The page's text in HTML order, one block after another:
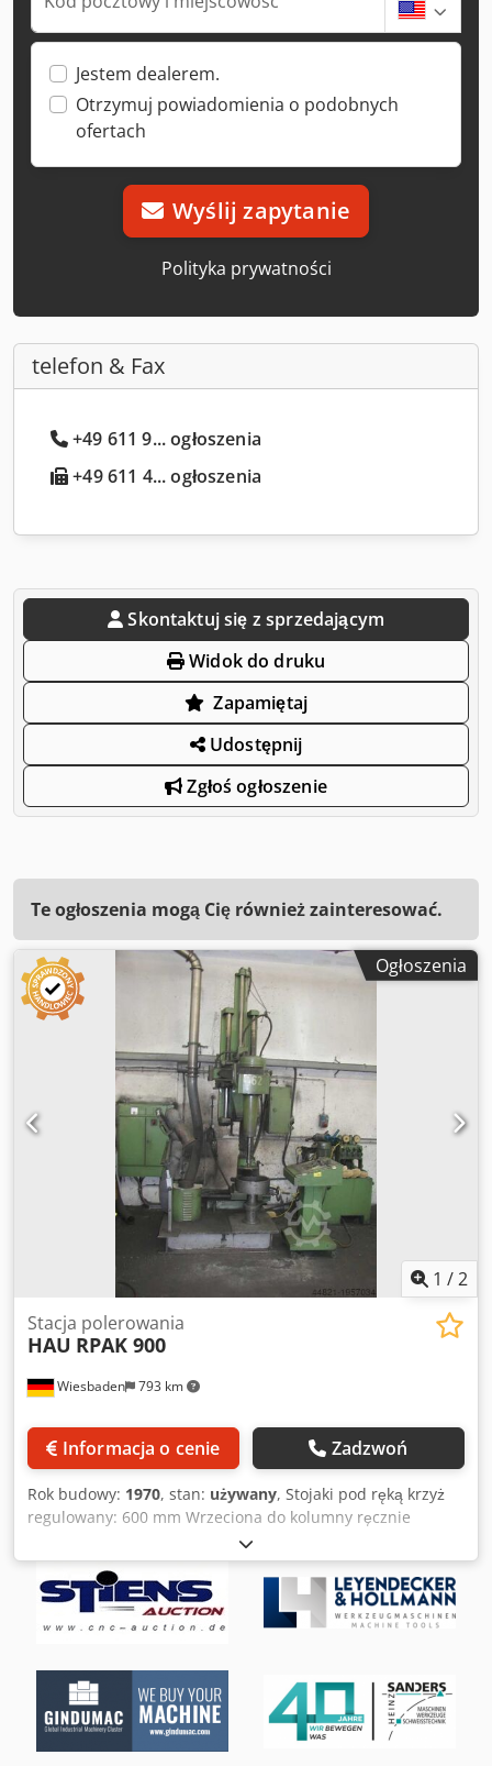
Jestem dealerem.
Otrzymuj powiadomienia o podobnych
ofertach
Wyślij zapytanie
Polityka prywatności
telefon & Fax
+49 611 9... ogłoszenia
+49 611 4... ogłoszenia
Skontaktuj się z sprzedającym
Widok do druku
Zapamiętaj
Udostępnij
Zgłoś ogłoszenie
Te ogłoszenia mogą Cię również zainteresować.
Ogłoszenia
1 /2
Wiesbaden 793 km
Stacja polerowania
HAU RPAK 900
Informacja o cenie Zadzwoń
Rok budowy: 1970, stan: używany, Stojaki pod ręką krzyż
regulowany: 600 mm Wrzeciona do kolumny ręcznie
regulowana wysokość: 1200 mm hydrauliczny mechanizm
automatyczny pionowy: 900 mm hydrauliczny układ
automatycznego poprzecznego: 200 mm Crsdpfx Ahsb N
Dgmjqjf największą odległość między stołu i wrzeciona i
przewoźnika (łodygi): 600 mm Silnik napędowy: 380 V, 2800
1200 x 3200 mm Przybliżona masa: 1,2 t Hydrauliczne: 2,2
kW; Miejsce: 800 x 800 x 1200 mm, Waga ok.: 300 kg